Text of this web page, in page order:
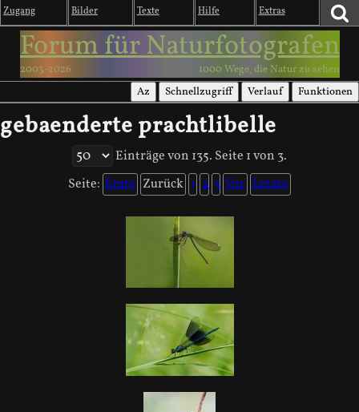
Zugang Bilder Texte Hilfe Extras
Forum für Naturfotografen
2003-2026 1000 Wege, die Natur zu sehen
Az Schnellzugriff Verlauf Funktionen
gebaenderte prachtlibelle
Einträge von 135. Seite 1 von 3.
Seite: Erste Zurück 1 2 3 Vor Letzte